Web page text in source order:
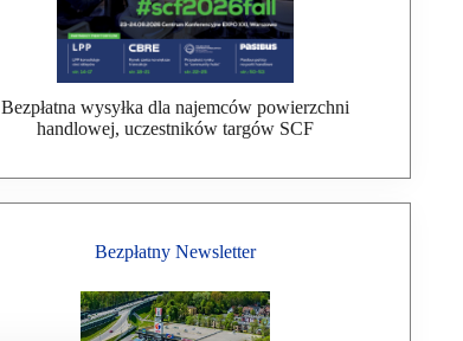
Bezpłatna wysyłka dla najemców powierzchni
handlowej, uczestników targów SCF
Bezpłatny Newsletter